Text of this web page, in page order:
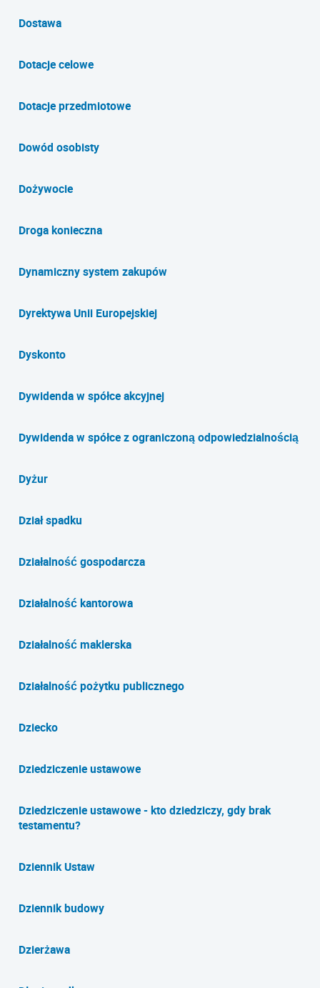
Dostawa
Dotacje celowe
Dotacje przedmiotowe
Dowód osobisty
Dożywocie
Droga konieczna
Dynamiczny system zakupów
Dyrektywa Unii Europejskiej
Dyskonto
Dywidenda w spółce akcyjnej
Dywidenda w spółce z ograniczoną odpowiedzialnością
Dyżur
Dział spadku
Działalność gospodarcza
Działalność kantorowa
Działalność maklerska
Działalność pożytku publicznego
Dziecko
Dziedziczenie ustawowe
Dziedziczenie ustawowe - kto dziedziczy, gdy brak
testamentu?
Dziennik Ustaw
Dziennik budowy
Dzierżawa